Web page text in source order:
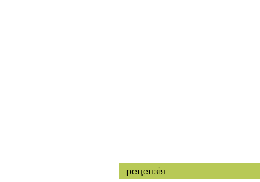
рецензія